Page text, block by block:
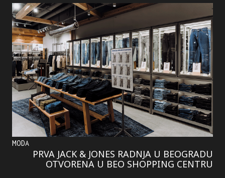
MODA
PRVA JACK & JONES RADNJA U BEOGRADU
OTVORENA U BEO SHOPPING CENTRU